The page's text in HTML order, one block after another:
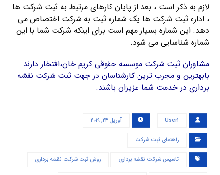
لازم به ذکر است ، بعد از پایان کارهای مرتبط به ثبت شرکت ها
، اداره ثبت شرکت ها یک شماره ثبت به شرکت اختصاص می
دهد. این شماره بسیار مهم است برای اینکه شرکت شما با این
شماره شناسایی می شود.
مشاوران ثبت شرکت موسسه حقوقی کریم خان،افتخار دارند
بابهترین و مجرب ترین کارشناسان در جهت ثبت شرکت نقشه
برداری در خدمت شما عزیزان باشند.
User۱ آوریل ۲۴, ۲۰۱۹
راهنمای ثبت شرکت
تاسیس شرکت نقشه برداری روش ثبت شرکت نقشه برداری